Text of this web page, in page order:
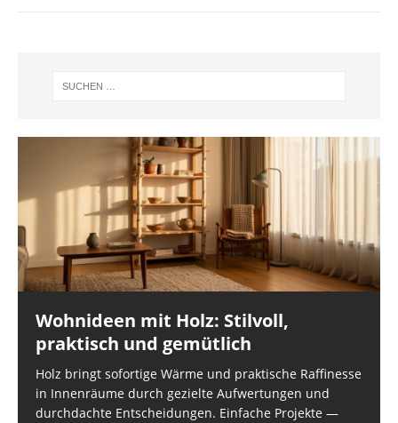
Wohnideen mit Holz: Stilvoll,
praktisch und gemütlich
Holz bringt sofortige Wärme und praktische Raffinesse
in Innenräume durch gezielte Aufwertungen und
durchdachte Entscheidungen. Einfache Projekte —